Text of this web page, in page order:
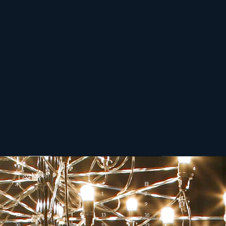
2026年8月
木 金 土
日
1
2
6 7 8
9
13 14 15
16